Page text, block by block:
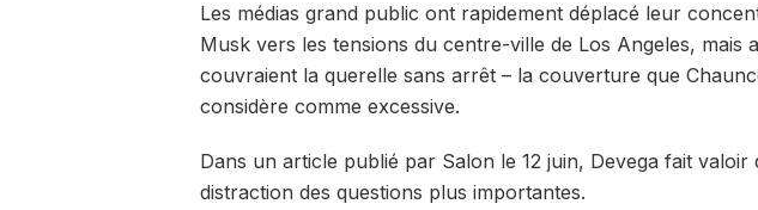
Les médias grand public ont rapidement déplacé leur
Musk vers les tensions du centre-ville de Los Angeles, mais
couvraient la querelle sans arrêt – la couverture que
considère comme excessive.
Dans un article publié par Salon le 12 juin, Devega fait valoir
distraction des questions plus importantes.